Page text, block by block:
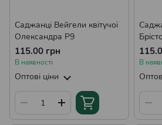
Саджанці Рододендронів
Саджанці Каріоптеріса Саджанці
Саджанці Пієріса Саджанці
Саджанці Еріки Саджанці Вереску
Саджанці Вейгели квітучої
Олександра Р9
115.00 грн
В наявності
Оптові ціни
В